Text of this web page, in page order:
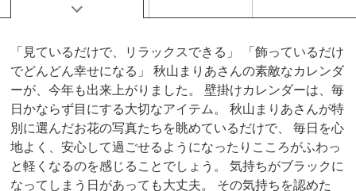
「見ているだけで、リラックスできる」 「飾っているだけ
でどんどん幸せになる」 秋山まりあさんの素敵なカレンダ
ーが、今年も出来上がりました。 壁掛けカレンダーは、毎
日かならず目にする大切なアイテム。 秋山まりあさんが特
別に選んだお花の写真たちを眺めているだけで、 毎日を心
地よく、安心して過ごせるようになったりこころがふわっ
と軽くなるのを感じることでしょう。 気持ちがブラックに
なってしまう日があっても大丈夫。 その気持ちを認めた